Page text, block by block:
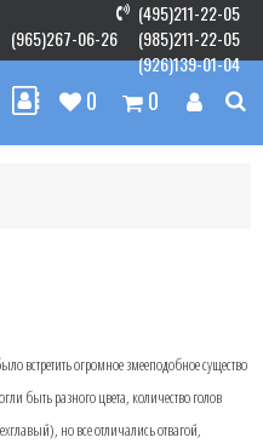
(495)211-22-05
(965)267-06-26
(985)211-22-05
(926)139-01-04
0 0
встретить огромное змееподобное существо
быть разного цвета, количество голов
но все отличались отвагой,